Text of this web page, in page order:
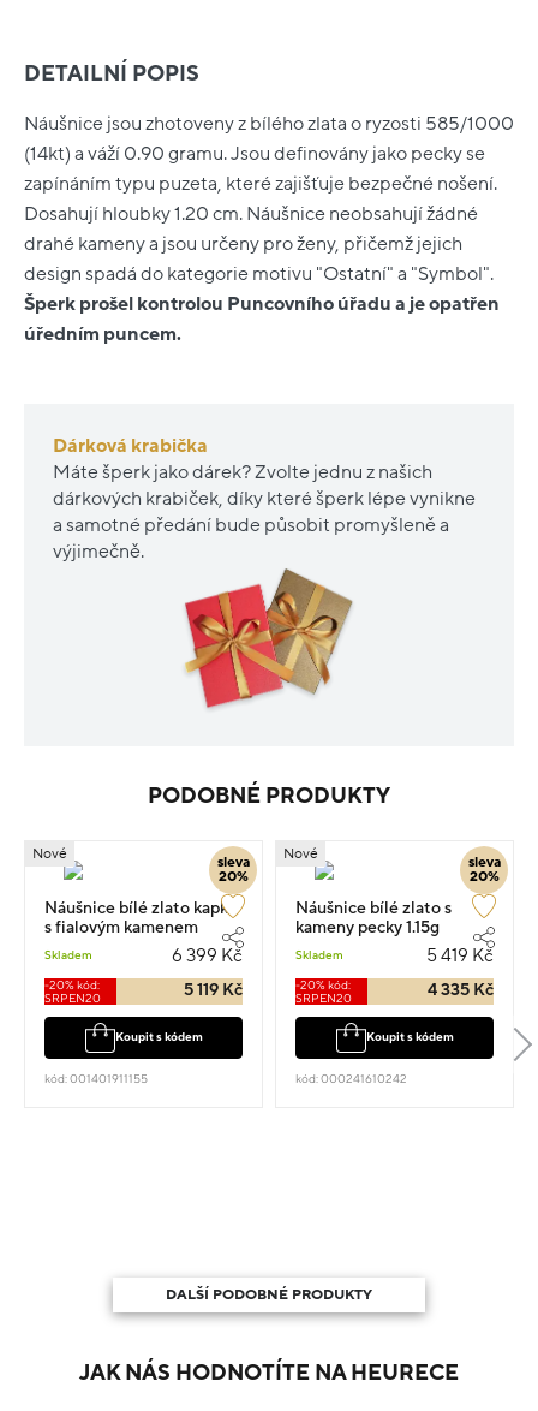
DETAILNÍ POPIS
Náušnice jsou zhotoveny z bílého zlata o ryzosti 585/1000
(14kt) a váží 0.90 gramu. Jsou definovány jako pecky se
zapínáním typu puzeta, které zajišťuje bezpečné nošení.
Dosahují hloubky 1.20 cm. Náušnice neobsahují žádné
drahé kameny a jsou určeny pro ženy, přičemž jejich
design spadá do kategorie motivu "Ostatní" a "Symbol".
Šperk prošel kontrolou Puncovního úřadu a je opatřen
úředním puncem.
Dárková krabička
Máte šperk jako dárek? Zvolte jednu z našich
dárkových krabiček, díky které šperk lépe vynikne
a samotné předání bude působit promyšleně a
výjimečně.
PODOBNÉ PRODUKTY
sleva
20%
Nové
Náušnice bílé zlato kapka
s fialovým kamenem
Skladem 6 399 Kč
-20% kód:
SRPEN20
5 119 Kč
Koupit s kódem
kód: 001401911155
sleva
20%
Nové
Náušnice bílé zlato s
kameny pecky 1.15g
Skladem 5 419 Kč
-20% kód:
SRPEN20
4 335 Kč
Koupit s kódem
kód: 000241610242
DALŠÍ PODOBNÉ PRODUKTY
JAK NÁS HODNOTÍTE NA HEURECE